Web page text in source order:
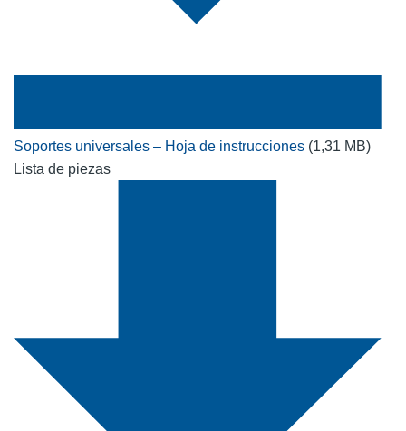
Soportes universales – Hoja de instrucciones (1,31 MB)
Lista de piezas